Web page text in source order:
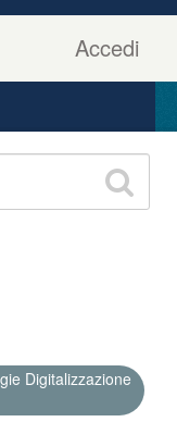
Accedi
Digitalizzazione